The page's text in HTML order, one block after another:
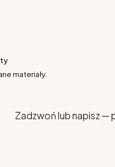
materiały.
Zadzwoń lub napisz